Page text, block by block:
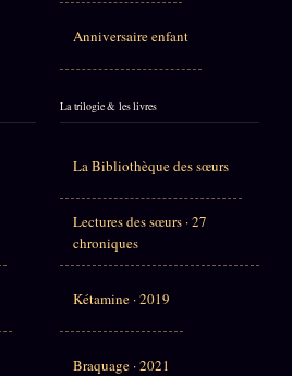
Anniversaire enfant
La trilogie & les livres
La Bibliothèque des sœurs
Lectures des sœurs · 27
chroniques
Kétamine · 2019
Braquage · 2021